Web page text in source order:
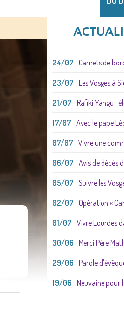
24/07 Carnets de
23/07 Les Vosges à
21/07 Rafiki Yangu :
17/07 Avec le pape
07/07 Vivre une
06/07 Avis de décès
05/07 Suivre les
02/07 Opération «
01/07 Vivre Lourdes
30/06 Merci Père
29/06 Parole
19/06 Neuvaine pour